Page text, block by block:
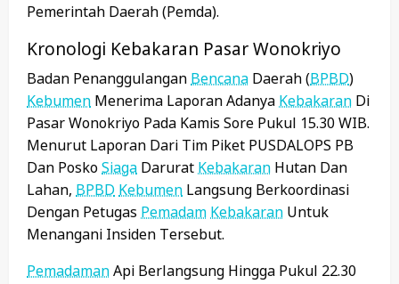
Pemerintah Daerah (Pemda).
Kronologi Kebakaran Pasar Wonokriyo
Badan Penanggulangan Bencana Daerah (BPBD)
Kebumen Menerima Laporan Adanya Kebakaran Di
Pasar Wonokriyo Pada Kamis Sore Pukul 15.30 WIB.
Menurut Laporan Dari Tim Piket PUSDALOPS PB
Dan PoskoSiaga Darurat Kebakaran Hutan Dan
Lahan, BPBD Kebumen Langsung Berkoordinasi
Dengan Petugas Pemadam Kebakaran Untuk
Menangani Insiden Tersebut.
PemadamanApi Berlangsung Hingga Pukul 22.30